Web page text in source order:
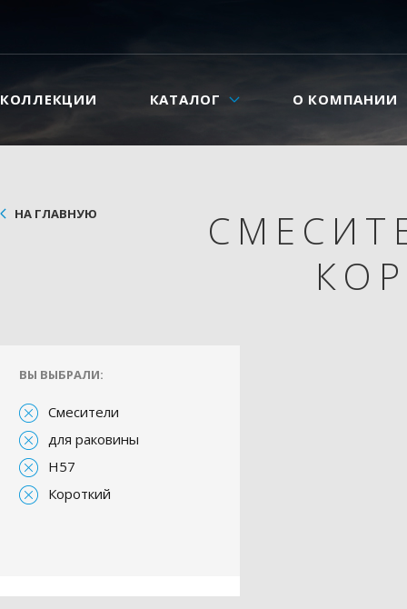
КОЛЛЕКЦИИ КАТАЛОГ О КОМПАНИИ
НА ГЛАВНУЮ
ВЫ ВЫБРАЛИ:
Смесители
для раковины
H57
Короткий